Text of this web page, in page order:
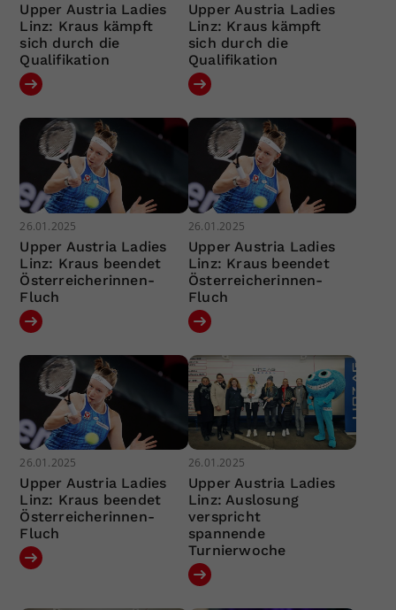
Upper Austria Ladies
Linz: Kraus kämpft
sich durch die
Qualifikation
Upper Austria Ladies
Linz: Kraus kämpft
sich durch die
Qualifikation
26.01.2025
Upper Austria Ladies
Linz: Kraus beendet
Österreicherinnen-
Fluch
26.01.2025
Upper Austria Ladies
Linz: Kraus beendet
Österreicherinnen-
Fluch
26.01.2025
Upper Austria Ladies
Linz: Kraus beendet
Österreicherinnen-
Fluch
26.01.2025
Upper Austria Ladies
Linz: Auslosung
verspricht
spannende
Turnierwoche